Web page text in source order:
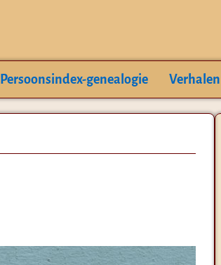
Persoonsindex-genealogie Verhalen